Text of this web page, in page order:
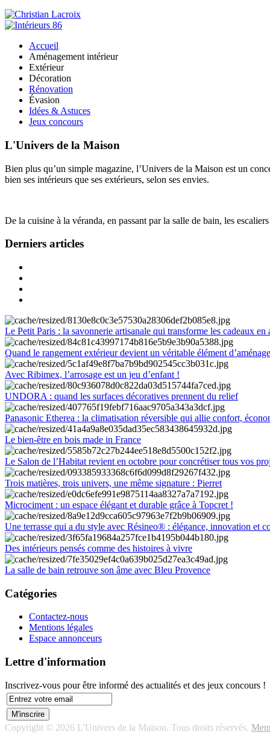
Accueil
Aménagement intérieur
Extérieur
Décoration
Rénovation
Évasion
Idées & Astuces
Jeux concours
L'Univers de la Maison
Bien plus qu’un simple magazine, l’Univers de la Maison est un
bien ses intérieurs que ses extérieurs, selon ses envies.
De la cuisine à la véranda, en passant par la salle de bain, les
Derniers articles
Le Petit Paris : la savonnerie artisanale qui transforme les cadeaux en
Quand le rangement extérieur devient un véritable élément
Avec Ribimex, l’arrosage est un jeu d’enfant !
UNDORA : quand les surfaces décoratives prennent du relief
Panasonic Etherea : la climatisation réversible qui allie confort,
Le bien-être en bois made in France
Le Salon de l’Habitat revient en octobre pour concrétiser tous vos
Trois matières, trois univers, une même signature : Pierret
Microciment : un espace élégant et durable grâce à Topcret !
Une terrasse qui a du style avec Résineo® : élégance, innovation et
Des intérieurs pensés comme des histoires à vivre
La salle de bain retrouve son âme avec Bleu Provence
Catégories
Contactez-nous
Mentions légales
Espace annonceurs
Lettre d'information
Inscrivez-vous pour être informé des actualités et des jeux concours !
Copyright © 2026 L'Univers de la Maison. Tous droits réservés.